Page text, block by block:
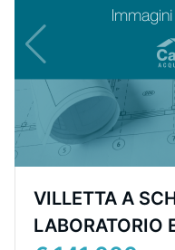
VILLETTA A
LABORATORIO